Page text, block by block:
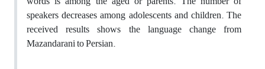
speakers decreases among adolescents and children. The
received results shows the language change from
Mazandarani to Persian.